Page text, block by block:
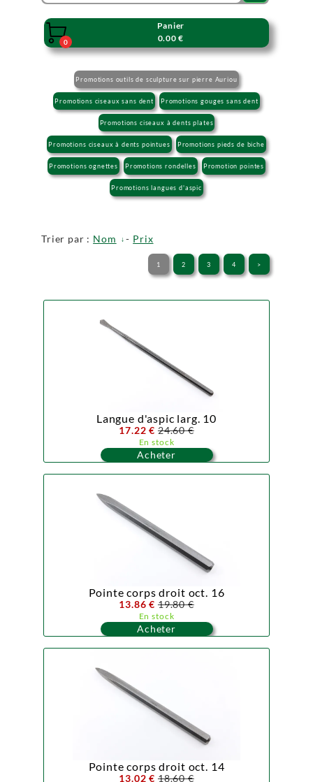

0
Panier
0.00 €
Promotions outils de sculpture sur pierre Auriou
Promotions ciseaux sans dent Promotions gouges sans dent
Promotions ciseaux à dents plates
Promotions ciseaux à dents pointues Promotions pieds de biche
Promotions ognettes Promotions rondelles Promotion pointes
Promotions langues d'aspic
Trier par : Nom - Prix
1 2 3 4 >
Langue d'aspic larg. 10
17.22 € 24.60 €
En stock
Acheter
Pointe corps droit oct. 16
13.86 € 19.80 €
En stock
Acheter
Pointe corps droit oct. 14
13.02 € 18.60 €